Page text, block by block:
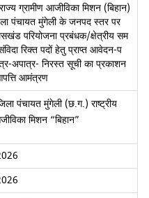
ग्रामीण आजीविका मिशन (बिहान)
पंचायत मुंगेली के जनपद स्तर पर
परियोजना प्रबंधक/क्षेत्रीय सम
रिक्त पदों हेतु प्राप्त आवेदन-प
अपात्र- निरस्त सूची का प्रकाशन
आमंत्रण
पंचायत मुंगेली (छ.ग.) राष्ट्रीय
मिशन “बिहान”